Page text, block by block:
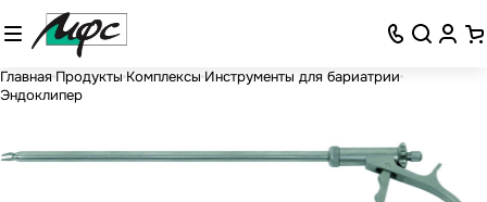
Главная Продукты Комплексы Инструменты для бариатрии
Эндоклипер